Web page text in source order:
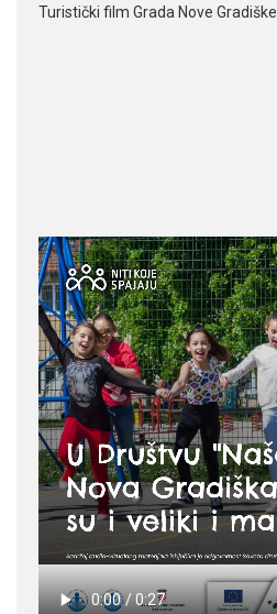
Turistički film Grada Nove Gradiške